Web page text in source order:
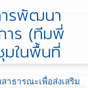
าธารณะเพื่อส่งเสริม
ารพัฒนา
าร (ทีมพี่
ในพื้นที่